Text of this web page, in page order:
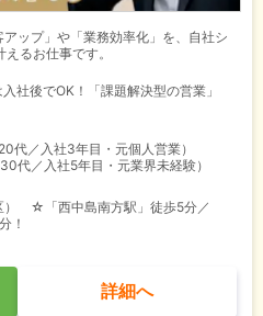
ップ」や「業務効率化」を、自社シ
るお仕事です。
社後でOK！「課題解決型の営業」
代／入社3年目・元個人営業）
代／入社5年目・元業界未経験）
） ☆「西中島南方駅」徒歩5分／
！
詳細へ